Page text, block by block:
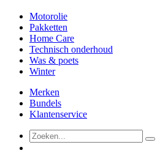
Motorolie
Pakketten
Home Care
Technisch onderhoud
Was & poets
Winter
Merken
Bundels
Klantenservice